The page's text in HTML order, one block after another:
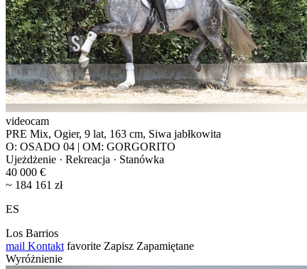
videocam
PRE Mix, Ogier, 9 lat, 163 cm, Siwa jabłkowita
O: OSADO 04 | OM: GORGORITO
Ujeżdżenie · Rekreacja · Stanówka
40 000 €
~ 184 161 zł
ES
Los Barrios
mail Kontakt favorite Zapisz Zapamiętane
Wyróżnienie